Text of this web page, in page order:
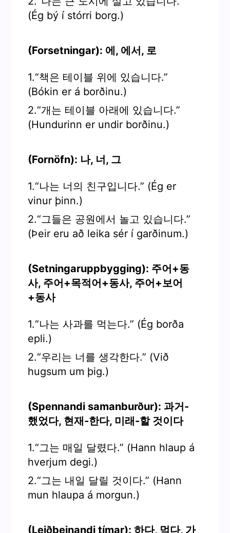
(Ég bý í stórri borg.)
(Forsetningar): 에, 에서, 로
1.“책은 테이블 위에 있습니다.”
(Bókin er á borðinu.)
2.“개는 테이블 아래에 있습니다.”
(Hundurinn er undir borðinu.)
(Fornöfn): 나, 너, 그
1.“나는 너의 친구입니다.” (Ég er
vinur þinn.)
2.“그들은 공원에서 놀고 있습니다.”
(Þeir eru að leika sér í garðinum.)
(Setningaruppbygging): 주어+동
사, 주어+목적어+동사, 주어+보어
+동사
1.“나는 사과를 먹는다.” (Ég borða
epli.)
2.“우리는 너를 생각한다.” (Við
hugsum um þig.)
(Spennandi samanburður): 과거-
했었다, 현재-한다, 미래-할 것이다
1.“그는 매일 달렸다.” (Hann hlaup á
hverjum degi.)
2.“그는 내일 달릴 것이다.” (Hann
mun hlaupa á morgun.)
(Leiðbeinandi tímar): 하다, 먹다, 가